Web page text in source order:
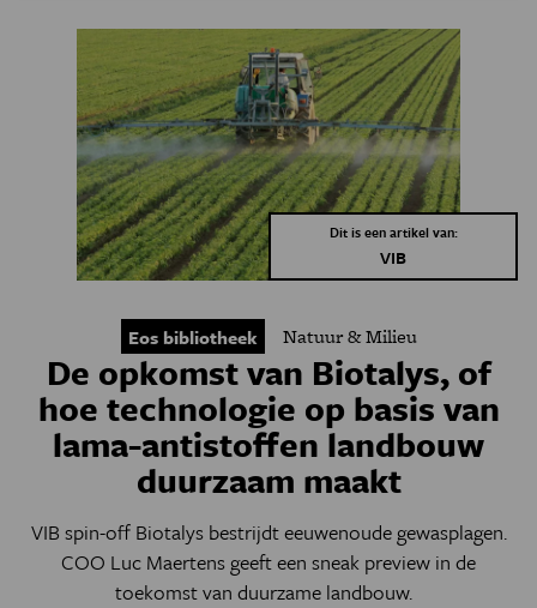
Dit is een artikel van:
VIB
Eos bibliotheek Natuur & Milieu
De opkomst van Biotalys, of
hoe technologie op basis van
lama-antistoffen landbouw
duurzaam maakt
VIB spin-off Biotalys bestrijdt eeuwenoude gewasplagen.
COO Luc Maertens geeft een sneak preview in de
toekomst van duurzame landbouw.